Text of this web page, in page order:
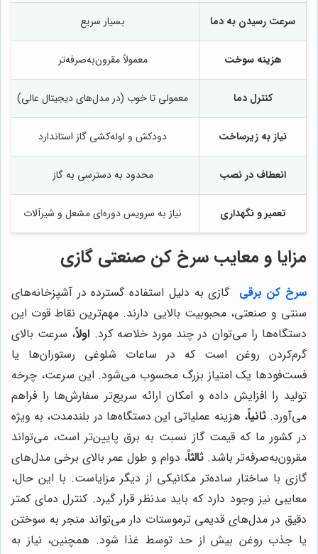
سرعت رسیدن به دما بسیار سریع
هزینه سوخت معمولاً مقرون‌به‌صرفه‌تر
کنترل دما معمولی تا خوب (در مدل‌های دیجیتال عالی)
نیاز به زیرساخت دودکش و لوله‌کشی گاز استاندارد
انعطاف در نصب محدود به دسترسی به گاز
تعمیر و نگهداری نیاز به سرویس دوره‌ای مشعل و شیرآلات
مزایا و معایب سرخ کن صنعتی گازی
سرخ کن برقی گازی به دلیل استفاده گسترده در آشپزخانه‌های
سنتی و صنعتی، محبوبیت بالایی دارند. مهم‌ترین نقاط قوت این
دستگاه‌ها را می‌توان در چند مورد خلاصه کرد. اولاً، سرعت بالای
گرم‌کردن روغن است که در ساعات شلوغی رستوران‌ها یا
فست‌فودها یک امتیاز بزرگ محسوب می‌شود. این سرعت، چرخه
تولید را افزایش داده و امکان ارائه سریع‌تر سفارش‌ها را فراهم
می‌آورد. ثانیاً، هزینه عملیاتی این دستگاه‌ها در بلندمدت، به ویژه
در کشور ما که قیمت گاز نسبت به برق پایین‌تر است، می‌تواند
مقرون‌به‌صرفه‌تر باشد. ثالثاً، دوام و طول عمر بالای برخی مدل‌های
گازی با ساختار ساده‌تر مکانیکی از دیگر مزایاست. با این حال،
معایبی نیز وجود دارد که باید مدنظر قرار گیرد. کنترل دمای کمتر
دقیق در مدل‌های قدیمی ترموستات دار می‌تواند منجر به سوختن
یا جذب روغن بیش از حد توسط غذا شود. همچنین، نیاز به